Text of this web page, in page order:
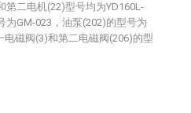
第二电机(22)型号均为YD160L-
为GM-023，油泵(202)的型号为
电磁阀(3)和第二电磁阀(206)的型